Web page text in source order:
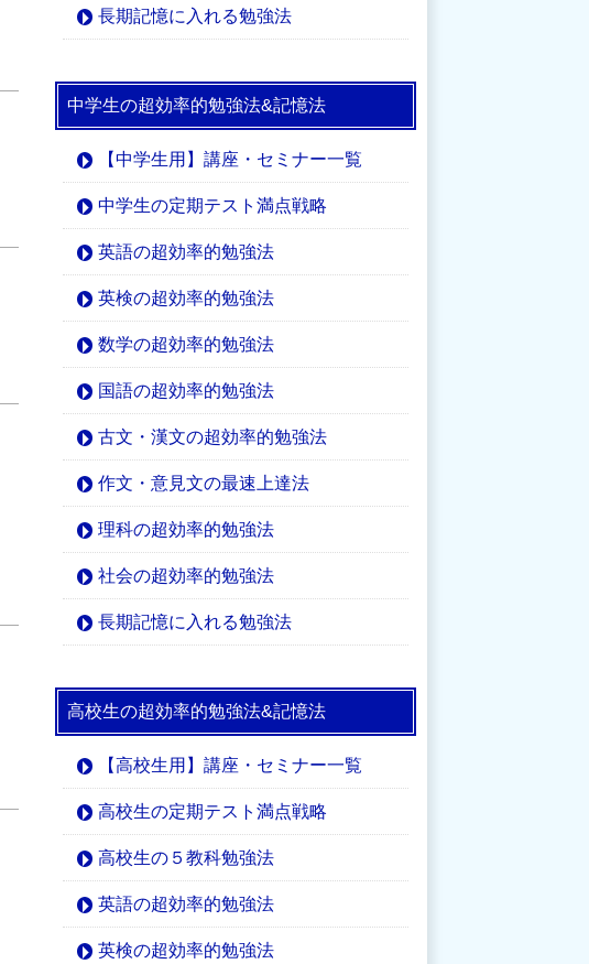
長期記憶に入れる勉強法
中学生の超効率的勉強法&記憶法
【中学生用】講座・セミナー一覧
中学生の定期テスト満点戦略
英語の超効率的勉強法
英検の超効率的勉強法
数学の超効率的勉強法
国語の超効率的勉強法
古文・漢文の超効率的勉強法
作文・意見文の最速上達法
理科の超効率的勉強法
社会の超効率的勉強法
長期記憶に入れる勉強法
高校生の超効率的勉強法&記憶法
【高校生用】講座・セミナー一覧
高校生の定期テスト満点戦略
高校生の５教科勉強法
英語の超効率的勉強法
英検の超効率的勉強法